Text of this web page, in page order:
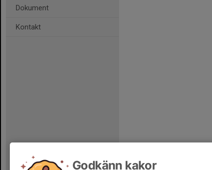
Dokument
Kontakt
Godkänn kakor